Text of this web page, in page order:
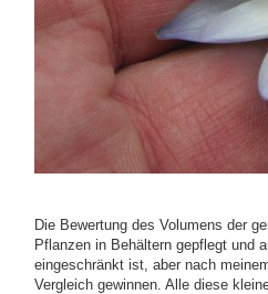
Die Bewertung des Volumens der
Pflanzen in Behältern gepflegt und
eingeschränkt ist, aber nach
Vergleich gewinnen. Alle diese